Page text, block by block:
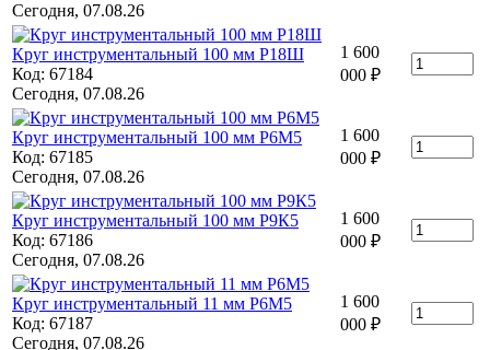
Сегодня, 07.08.26
Круг инструментальный 100 мм Р18Ш
Код: 67184
Сегодня, 07.08.26
1 600
000 ₽
Круг инструментальный 100 мм Р6М5
Код: 67185
Сегодня, 07.08.26
1 600
000 ₽
Круг инструментальный 100 мм Р9К5
Код: 67186
Сегодня, 07.08.26
1 600
000 ₽
Круг инструментальный 11 мм Р6М5
Код: 67187
Сегодня, 07.08.26
1 600
000 ₽